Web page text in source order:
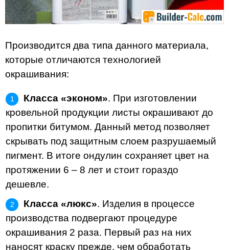
Производится два типа данного материала,
которые отличаются технологией
окрашивания:
Класса «эконом». При изготовлении
кровельной продукции листы окрашивают до
пропитки битумом. Данный метод позволяет
скрывать под защитным слоем разрушаемый
пигмент. В итоге ондулин сохраняет цвет на
протяжении 6 – 8 лет и стоит гораздо
дешевле.
Класса «люкс». Изделия в процессе
производства подвергают процедуре
окрашивания 2 раза. Первый раз на них
наносят краску прежде, чем обработать